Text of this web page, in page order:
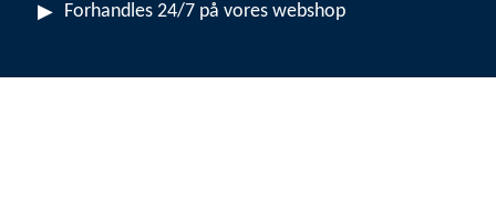
Forhandles 24/7 på vores webshop